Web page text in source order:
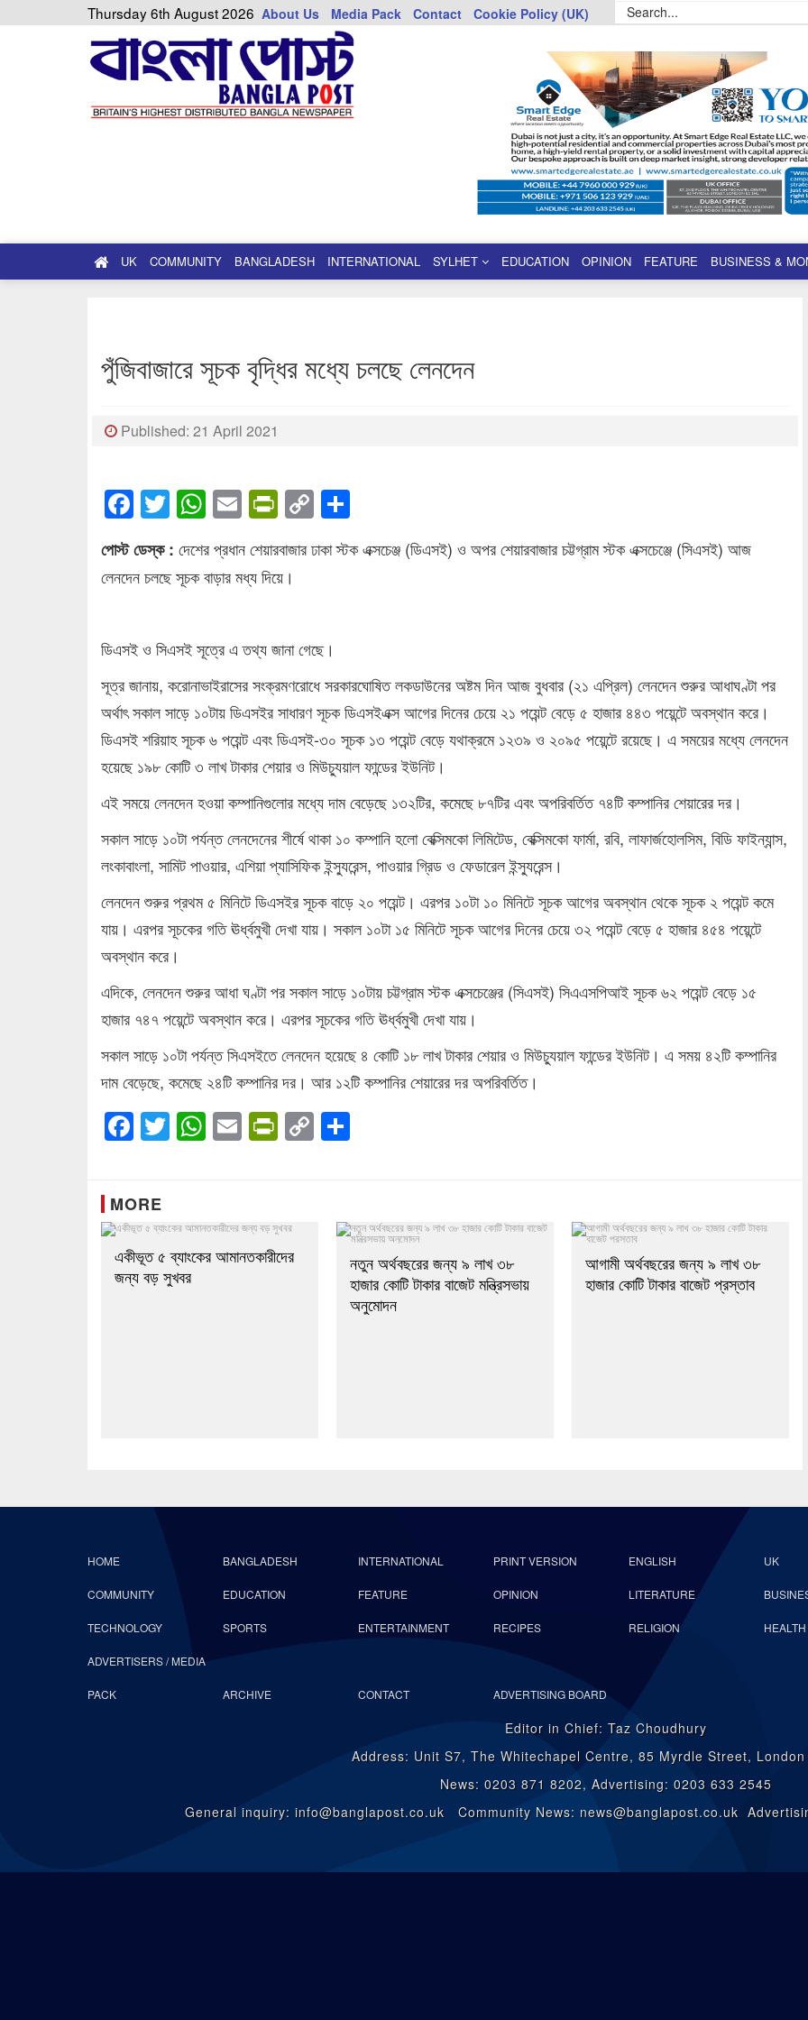
Thursday 6th August 2026 About Us Media Pack Contact Cookie Policy (UK)
UK COMMUNITY BANGLADESH INTERNATIONAL SYLHET EDUCATION OPINION FEATURE BUSINESS &
পুঁজিবাজারে সূচক বৃদ্ধির মধ্যে চলছে লেনদেন
Published: 21 April 2021
Facebook
Twitter
WhatsApp
EmailPrintFriendly
Copy
Link
পোস্ট ডেস্ক : দেশের প্রধান শেয়ারবাজার ঢাকা স্টক এক্সচেঞ্জ (ডিএসই) ও অপর শেয়ারবাজার চট্টগ্রাম স্টক এক্সচেঞ্জে (সিএসই) আজ
লেনদেন চলছে সূচক বাড়ার মধ্য দিয়ে।
ডিএসই ও সিএসই সূত্রে এ তথ্য জানা গেছে।
সূত্র জানায়, করোনাভাইরাসের সংক্রমণরোধে সরকারঘোষিত লকডাউনের অষ্টম দিন আজ বুধবার (২১ এপ্রিল) লেনদেন শুরুর আধাঘণ্টা পর
অর্থাৎ সকাল সাড়ে ১০টায় ডিএসইর সাধারণ সূচক ডিএসইএক্স আগের দিনের চেয়ে ২১ পয়েন্ট বেড়ে ৫ হাজার ৪৪৩ পয়েন্টে অবস্থান করে।
ডিএসই শরিয়াহ সূচক ৬ পয়েন্ট এবং ডিএসই-৩০ সূচক ১৩ পয়েন্ট বেড়ে যথাক্রমে ১২৩৯ ও ২০৯৫ পয়েন্টে রয়েছে। এ সময়ের মধ্যে লেনদেন
হয়েছে ১৯৮ কোটি ৩ লাখ টাকার শেয়ার ও মিউচ্যুয়াল ফান্ডের ইউনিট।
এই সময়ে লেনদেন হওয়া কম্পানিগুলোর মধ্যে দাম বেড়েছে ১৩২টির, কমেছে ৮৭টির এবং অপরিবর্তিত ৭৪টি কম্পানির শেয়ারের দর।
সকাল সাড়ে ১০টা পর্যন্ত লেনদেনের শীর্ষে থাকা ১০ কম্পানি হলো বেক্সিমকো লিমিটেড, বেক্সিমকো ফার্মা, রবি, লাফার্জহোলসিম, বিডি ফাইন্যান্স,
লংকাবাংলা, সামিট পাওয়ার, এশিয়া প্যাসিফিক ইন্স্যুরেন্স, পাওয়ার গ্রিড ও ফেডারেল ইন্স্যুরেন্স।
লেনদেন শুরুর প্রথম ৫ মিনিটে ডিএসইর সূচক বাড়ে ২০ পয়েন্ট। এরপর ১০টা ১০ মিনিটে সূচক আগের অবস্থান থেকে সূচক ২ পয়েন্ট কমে
যায়। এরপর সূচকের গতি ঊর্ধ্বমুখী দেখা যায়। সকাল ১০টা ১৫ মিনিটে সূচক আগের দিনের চেয়ে ৩২ পয়েন্ট বেড়ে ৫ হাজার ৪৫৪ পয়েন্টে
অবস্থান করে।
এদিকে, লেনদেন শুরুর আধা ঘণ্টা পর সকাল সাড়ে ১০টায় চট্টগ্রাম স্টক এক্সচেঞ্জের (সিএসই) সিএএসপিআই সূচক ৬২ পয়েন্ট বেড়ে ১৫
হাজার ৭৪৭ পয়েন্টে অবস্থান করে। এরপর সূচকের গতি ঊর্ধ্বমুখী দেখা যায়।
সকাল সাড়ে ১০টা পর্যন্ত সিএসইতে লেনদেন হয়েছে ৪ কোটি ১৮ লাখ টাকার শেয়ার ও মিউচ্যুয়াল ফান্ডের ইউনিট। এ সময় ৪২টি কম্পানির
দাম বেড়েছে, কমেছে ২৪টি কম্পানির দর। আর ১২টি কম্পানির শেয়ারের দর অপরিবর্তিত।
Facebook
Twitter
WhatsApp
EmailPrintFriendly
Copy
Link
MORE
একীভূত ৫ ব্যাংকের আমানতকারীদের
জন্য বড় সুখবর
নতুন অর্থবছরের জন্য ৯ লাখ ৩৮
হাজার কোটি টাকার বাজেট মন্ত্রিসভায়
অনুমোদন
আগামী অর্থবছরের জন্য ৯ লাখ ৩৮
হাজার কোটি টাকার বাজেট প্রস্তাব
HOME BANGLADESH INTERNATIONAL PRINT VERSION ENGLISH UK
COMMUNITY EDUCATION FEATURE OPINION LITERATURE
TECHNOLOGY SPORTS ENTERTAINMENT RECIPES RELIGION HEALTH
ADVERTISERS / MEDIA
PACK ARCHIVE CONTACT ADVERTISING BOARD
Editor in Chief: Taz Choudhury
Address: Unit S7, The Whitechapel Centre, 85 Myrdle Street, London
News: 0203 871 8202, Advertising: 0203 633 2545
General inquiry: info@banglapost.co.uk Community News: news@banglapost.co.uk